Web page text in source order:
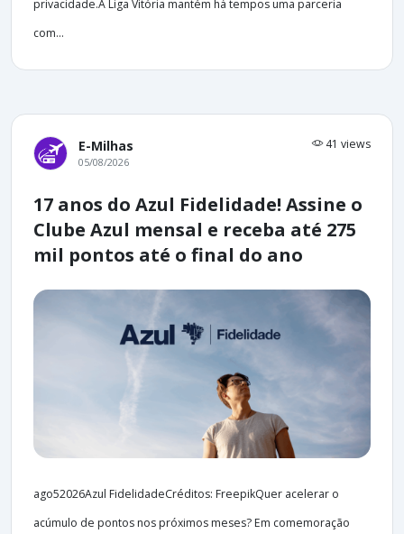
privacidade.A Liga Vitória mantém há tempos uma parceria
com...
E-Milhas 41 views
05/08/2026
17 anos do Azul Fidelidade! Assine o
Clube Azul mensal e receba até 275
mil pontos até o final do ano
ago52026Azul FidelidadeCréditos: FreepikQuer acelerar o
acúmulo de pontos nos próximos meses? Em comemoração